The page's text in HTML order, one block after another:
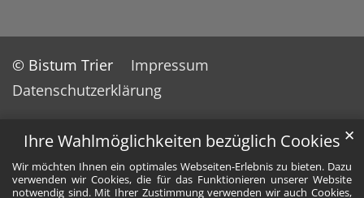
Ihre Wahlmöglichkeiten bezüglich Cookies
Wir möchten Ihnen ein optimales Webseiten-Erlebnis zu bieten. Dazu
verwenden wir Cookies, die für das Funktionieren unserer Website
notwendig sind. Mit Ihrer Zustimmung verwenden wir auch Cookies,
✕
© Bistum Trier
Impressum
Datenschutzerklärung